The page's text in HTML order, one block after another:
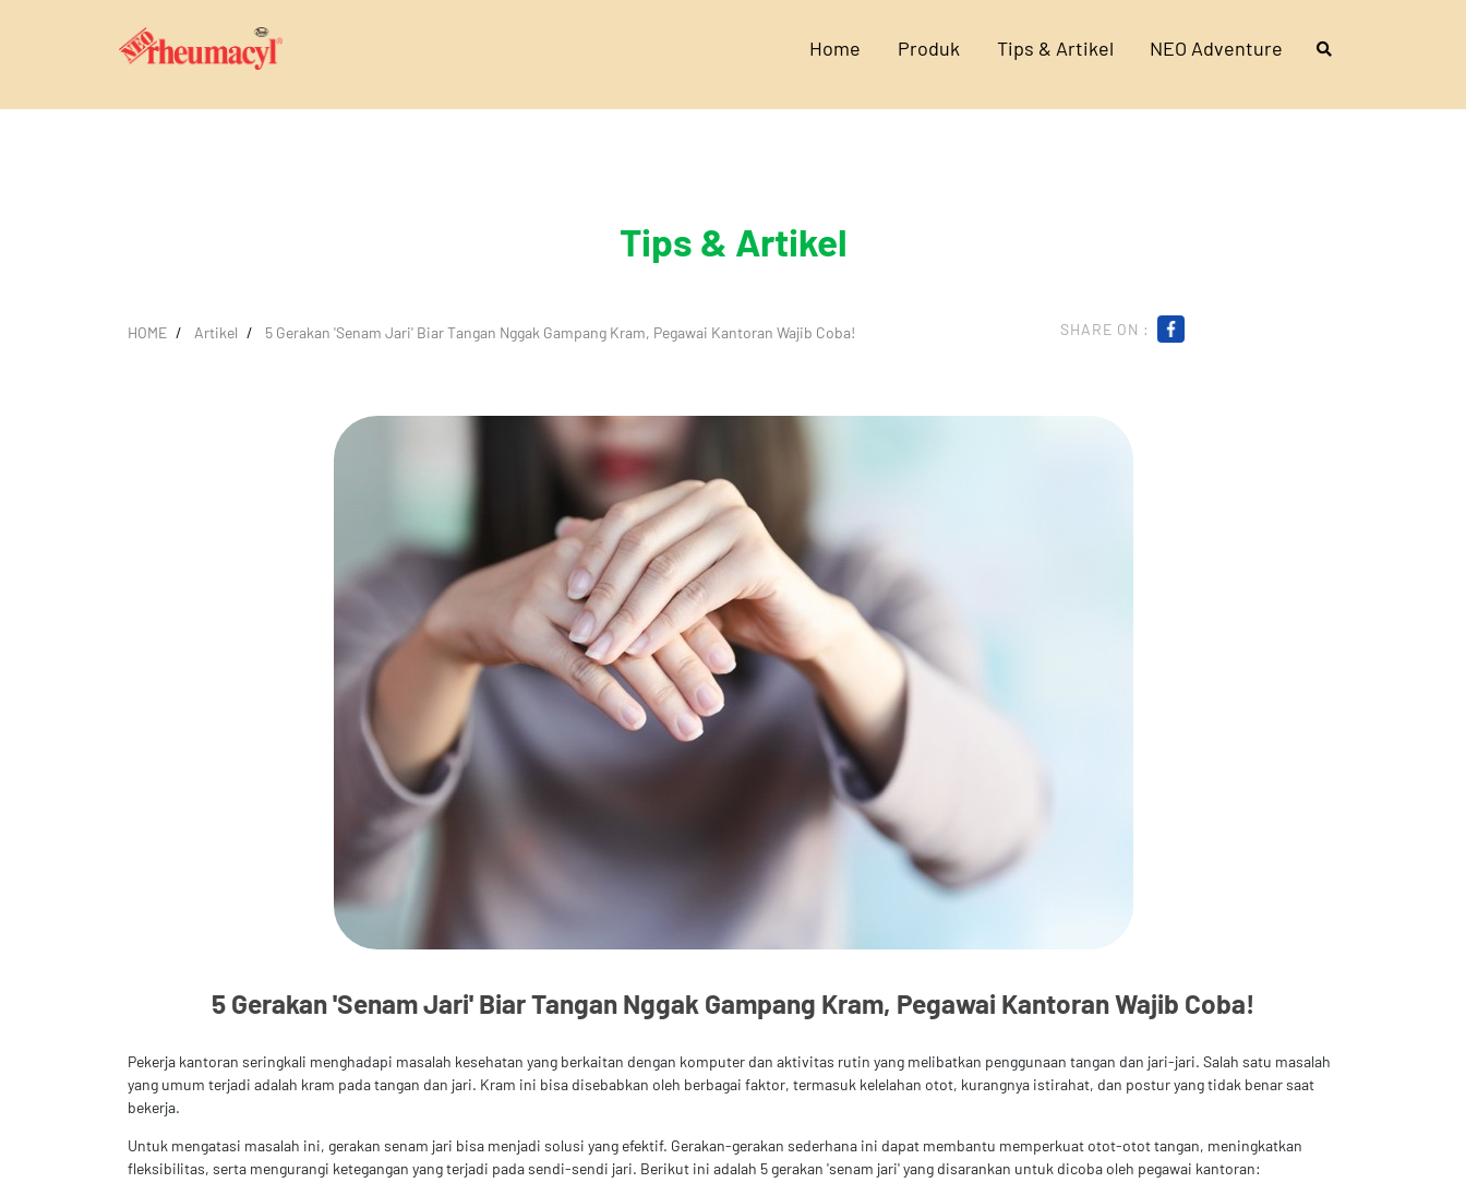
Home Produk Tips & Artikel NEO Adventure
Tips & Artikel
HOME Artikel 5 Gerakan 'Senam Jari' Biar Tangan Nggak Gampang Kram, Pegawai Kantoran Wajib Coba! SHARE ON :
5 Gerakan 'Senam Jari' Biar Tangan Nggak Gampang Kram, Pegawai Kantoran Wajib Coba!
Pekerja kantoran seringkali menghadapi masalah kesehatan yang berkaitan dengan komputer dan aktivitas rutin yang melibatkan penggunaan tangan dan jari-jari. Salah satu masalah
yang umum terjadi adalah kram pada tangan dan jari. Kram ini bisa disebabkan oleh berbagai faktor, termasuk kelelahan otot, kurangnya istirahat, dan postur yang tidak benar saat
bekerja.
Untuk mengatasi masalah ini, gerakan senam jari bisa menjadi solusi yang efektif. Gerakan-gerakan sederhana ini dapat membantu memperkuat otot-otot tangan, meningkatkan
fleksibilitas, serta mengurangi ketegangan yang terjadi pada sendi-sendi jari. Berikut ini adalah 5 gerakan 'senam jari' yang disarankan untuk dicoba oleh pegawai kantoran: